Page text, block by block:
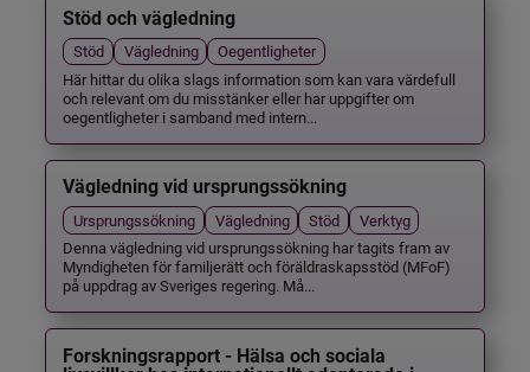
Stöd och vägledning
Stöd Vägledning
Oegentligheter
Här hittar du olika slags information som kan vara värdefull
och relevant om du misstänker eller har uppgifter om
oegentligheter i samband med intern...
Vägledning vid ursprungssökning
Ursprungssökning Vägledning Stöd
Verktyg
Denna vägledning vid ursprungssökning har tagits fram av
Myndigheten för familjerätt och föräldraskapsstöd (MFoF)
på uppdrag av Sveriges regering. Må...
Forskningsrapport - Hälsa och sociala